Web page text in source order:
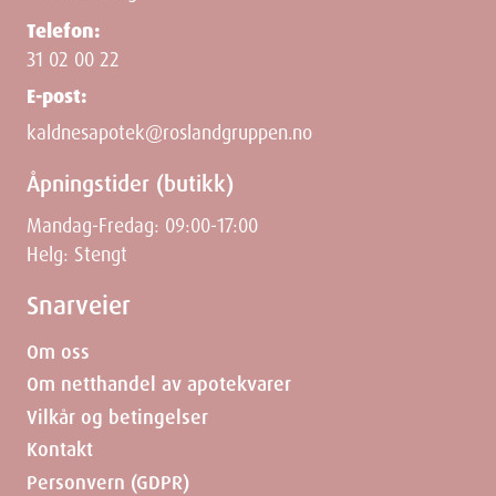
Telefon:
31 02 00 22
E-post:
kaldnesapotek@roslandgruppen.no
Åpningstider (butikk)
Mandag-Fredag: 09:00-17:00
Helg: Stengt
Snarveier
Om oss
Om netthandel av apotekvarer
Vilkår og betingelser
Kontakt
Personvern (GDPR)